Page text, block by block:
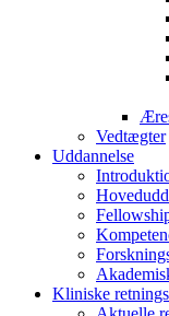
Vedtægter
Uddannelse
Kliniske